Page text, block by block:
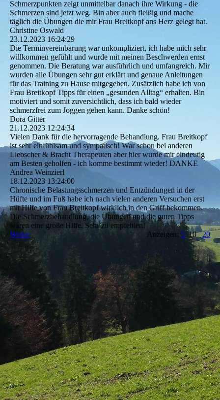
Schmerzpunkten zeigt unmittelbar danach ihre Wirkung - die
Schmerzen sind jetzt weg. Bin aber auch fleißig und mache
täglich die Übungen die mir Frau Breitkopf ans Herz gelegt hat.
Christine Oswald
23.12.2023 16:24:29
Die Terminvereinbarung war unkompliziert, ich habe mich sehr
willkommen gefühlt und wurde mit meinen Beschwerden ernst
genommen. Die Beratung war ausführlich und umfangreich. Mir
wurden alle Übungen sehr gut erklärt und genaue Anleitungen
für das Training zu Hause mitgegeben. Zusätzlich habe ich von
Frau Breitkopf Tipps für einen „gesunden Alltag“ erhalten. Bin
motiviert und somit zuversichtlich, dass ich bald wieder
schmerzfrei zum Joggen gehen kann. Danke schön!
Dora Gitter
21.12.2023 12:24:34
Vielen Dank für die hervorragende Behandlung. Frau Breitkopf
ist sehr einfühlsam und sympatisch! War schon bei anderen
Liebscher & Bracht Therapeuten aber hier wurde mir eindeutig
am Besten geholfen - ich komme bestimmt wieder! DANKE
Andrea Weinzierl
18.12.2023 13:24:00
Chronische Belastungsschmerzen und Entzündungen in der
Hüfte und im Fuß habe ich nach vielen anderen Versuchen erst
mit Hilfe von Frau Breitkopf wirklich in den Griff bekommen.
Die Schmerzbehandlung, die Übungen und die guten Tipps
waren eine große Hilfe. Sehr zu empfehlen!
Weiter
Anzeigen: 5 1020